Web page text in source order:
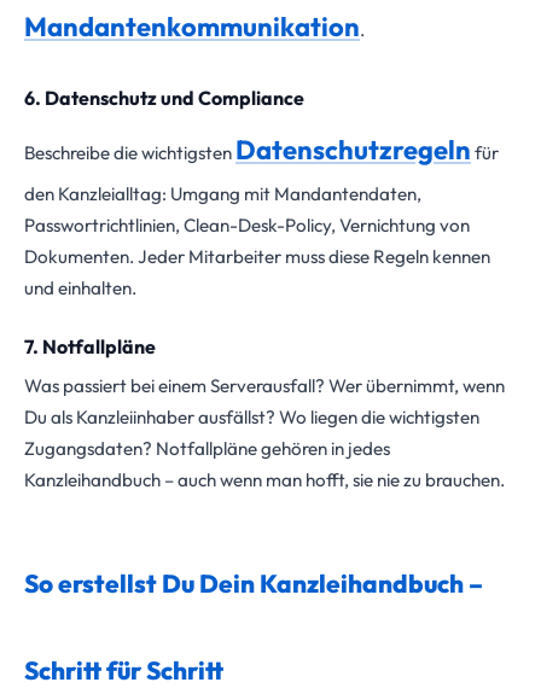
Mandantenkommunikation.
6. Datenschutz und Compliance
Beschreibe die wichtigsten Datenschutzregeln für
den Kanzleialltag: Umgang mit Mandantendaten,
Passwortrichtlinien, Clean-Desk-Policy, Vernichtung von
Dokumenten. Jeder Mitarbeiter muss diese Regeln kennen
und einhalten.
7. Notfallpläne
Was passiert bei einem Serverausfall? Wer übernimmt, wenn
Du als Kanzleiinhaber ausfällst? Wo liegen die wichtigsten
Zugangsdaten? Notfallpläne gehören in jedes
Kanzleihandbuch – auch wenn man hofft, sie nie zu brauchen.
So erstellst Du Dein Kanzleihandbuch –
Schritt für Schritt